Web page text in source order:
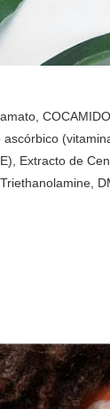
Extracto de